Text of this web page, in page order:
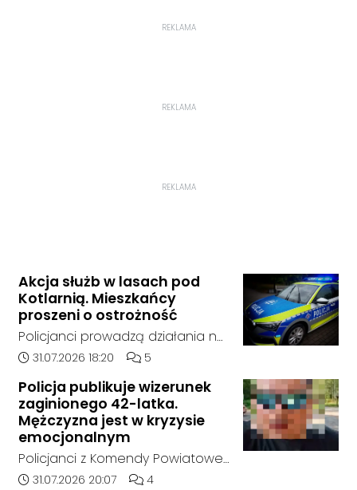
REKLAMA
REKLAMA
REKLAMA
Akcja służb w lasach pod
Kotlarnią. Mieszkańcy
proszeni o ostrożność
Policjanci prowadzą działania na
terenie kompleksów leśnych w
nam się ustalić, funkcjonariusze
poszukują mężczyzny, który może
posiadać niebezpieczne
narzędzie, nieoficjalnie broń i
stanowić zagrożenie dla osób
Data dodania artykułu:
31.07.2026 18:20 Liczba komentarzy artykułu:
5
Policja publikuje wizerunek
zaginionego 42-latka.
Mężczyzna jest w kryzysie
emocjonalnym
Policjanci z Komendy Powiatowej
Policji w Kędzierzynie-Koźlu
Data dodania artykułu:
31.07.2026 20:07 Liczba komentarzy artykułu:
4